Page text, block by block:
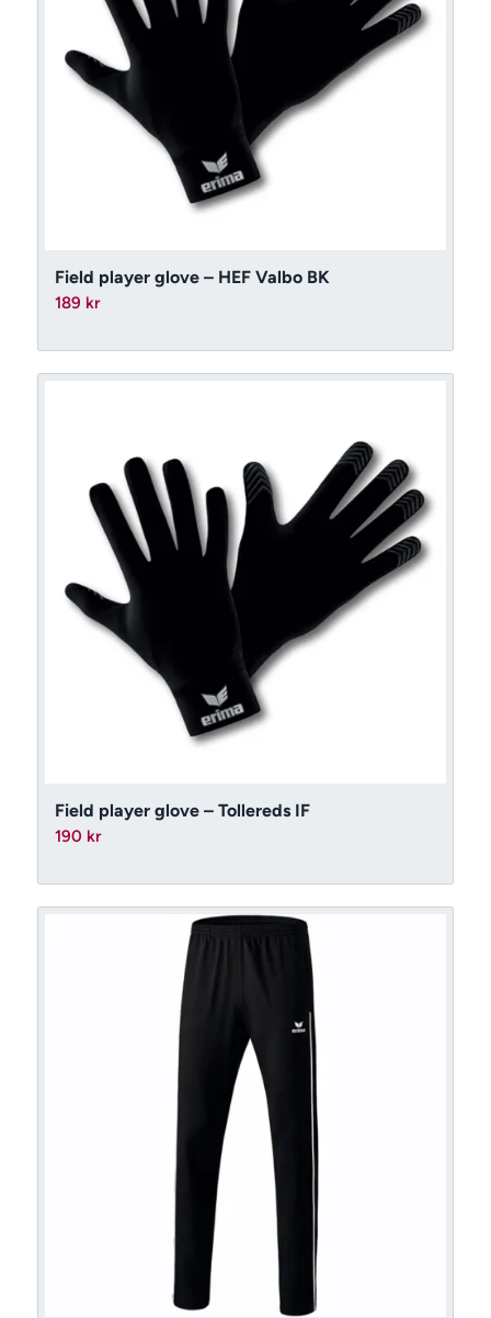
Field player glove – HEF Valbo BK
189 kr
Field player glove – Tollereds IF
190 kr